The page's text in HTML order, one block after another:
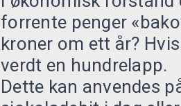
forrente penger
kroner om ett år?
verdt en hundrelapp.
Dette kan anvendes